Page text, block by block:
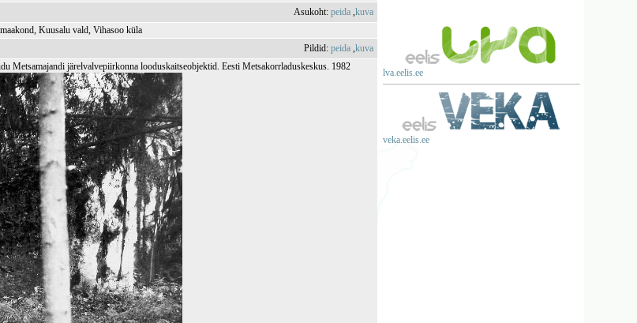
lva.eelis.ee
veka.eelis.ee
Asukoht:peida ,kuva
Kuusalu vald, Vihasoo küla
Pildid:peida ,kuva
Metsamajandi järelvalvepiirkonna looduskaitseobjektid. Eesti Metsakorrladuskeskus. 1982